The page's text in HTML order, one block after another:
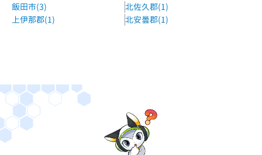
飯田市(3)
北佐久郡(1)
上伊那郡(1)
北安曇郡(1)